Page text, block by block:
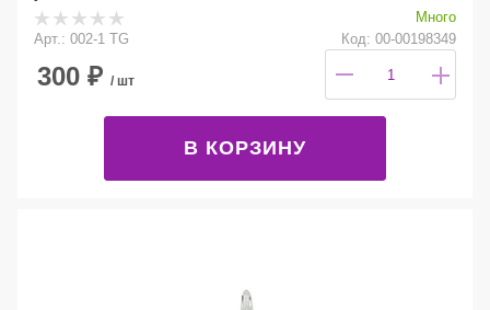
Много
Арт.: 002-1 TG
Код: 00-00198349
300 ₽ / шт
В КОРЗИНУ